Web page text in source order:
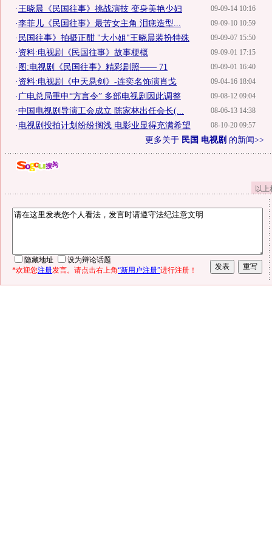
09-09-14 10:16
·王晓晨《民国往事》挑战演技 变身美艳少妇
09-09-10 10:59
·李菲儿《民国往事》最苦女主角 泪痣造型...
09-09-07 15:50
· 民国往事》拍摄正酣 "大小姐"王晓晨装扮特殊
09-09-01 17:15
·资料:电视剧《民国往事》故事梗概
09-09-01 16:40
·图:电视剧《民国往事》精彩剧照—— 71
09-04-16 18:04
·资料:电视剧《中天悬剑》-连奕名饰演肖戈
09-08-12 09:04
· 广电总局重申“方言令” 多部电视剧因此调整
08-06-13 14:38
·中国电视剧导演工会成立 陈家林出任会长(...
08-10-20 09:57
·电视剧投拍计划纷纷搁浅 电影业显得充满希望
更多关于 民国 电视剧 的新闻>>
以
隐藏地址
设为辩论话题
*欢迎您注册发言。请点击右上角“新用户注册”进行注册！